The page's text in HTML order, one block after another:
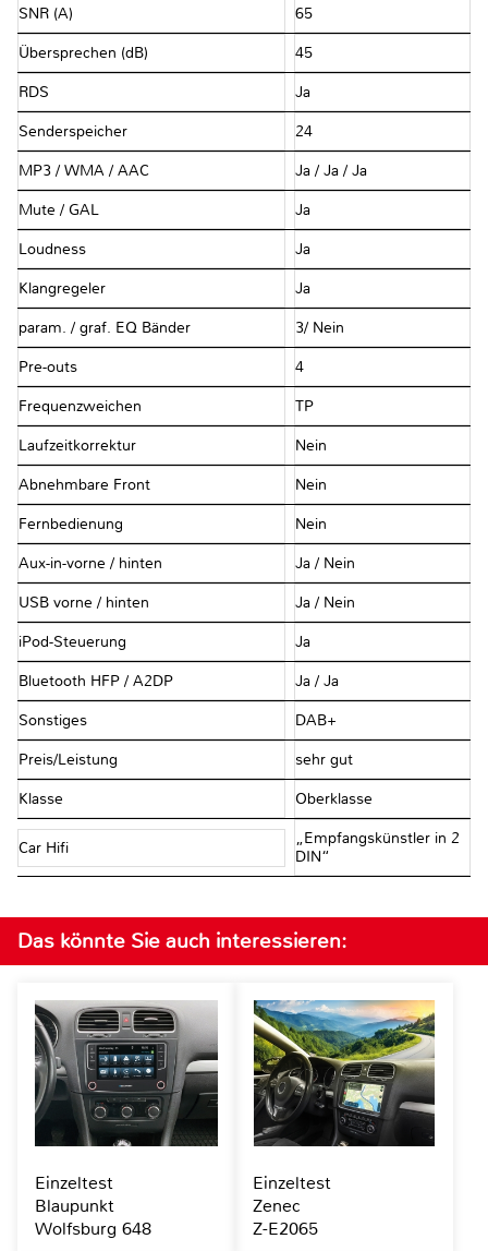
SNR (A) 65
Übersprechen (dB) 45
RDS Ja
Senderspeicher 24
MP3 / WMA / AAC Ja / Ja / Ja
Mute / GAL Ja
Loudness Ja
Klangregeler Ja
param. / graf. EQ Bänder 3/ Nein
Pre-outs 4
Frequenzweichen TP
Laufzeitkorrektur Nein
Abnehmbare Front Nein
Fernbedienung Nein
Aux-in-vorne / hinten Ja / Nein
USB vorne / hinten Ja / Nein
iPod-Steuerung Ja
Bluetooth HFP / A2DP Ja / Ja
Sonstiges DAB+
Preis/Leistung sehr gut
Klasse Oberklasse
Car Hifi
„Empfangskünstler in 2
DIN“
Das könnte Sie auch interessieren:
Einzeltest
Blaupunkt
Wolfsburg 648
Einzeltest
Zenec
Z-E2065